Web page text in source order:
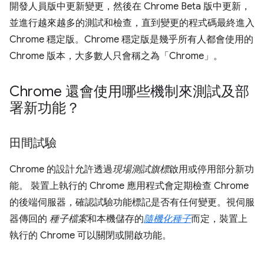
開發人員版中更新變更，然後在 Chrome Beta 版中更新，
並進行越來越多的測試和檢查，直到變更的程式碼最終進入
Chrome 穩定版。Chrome 穩定版是幾乎所有人都會使用的
Chrome 版本，大多數人只會稱之為「Chrome」。
Chrome 還會使用哪些機制來測試及部
署新功能？
田間試驗
Chrome 的設計允許透過現場測試旗標啟用或停用部分新功
能。 裝置上執行的 Chrome 應用程式會定期檢查 Chrome
的後端伺服器，確認試驗功能標記是否有任何變更。視伺服
器傳回的 種子檔案和本機儲存的隨機化種子而定，裝置上
執行的 Chrome 可以關閉或開啟功能。